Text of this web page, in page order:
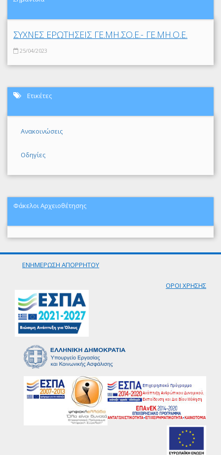
ΣΥΧΝΕΣ ΕΡΩΤΗΣΕΙΣ ΓΕ.ΜΗ.ΣΟ.Ε.- ΓΕ.ΜΗ.Ο.Ε.
25/04/2023
Ετικέτες
Ανακοινώσεις
Οδηγίες
Φάκελοι Αρχειοθέτησης
ΕΝΗΜΕΡΩΣΗ ΑΠΟΡΡΗΤΟΥ
ΟΡΟΙ ΧΡΗΣΗΣ